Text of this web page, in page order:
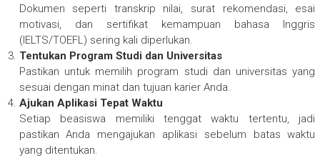
Dokumen seperti transkrip nilai, surat rekomendasi, esai
motivasi, dan sertifikat kemampuan bahasa Inggris
(IELTS/TOEFL) sering kali diperlukan.
Tentukan Program Studi dan Universitas
Pastikan untuk memilih program studi dan universitas yang
sesuai dengan minat dan tujuan karier Anda.
Ajukan Aplikasi Tepat Waktu
Setiap beasiswa memiliki tenggat waktu tertentu, jadi
pastikan Anda mengajukan aplikasi sebelum batas waktu
yang ditentukan.